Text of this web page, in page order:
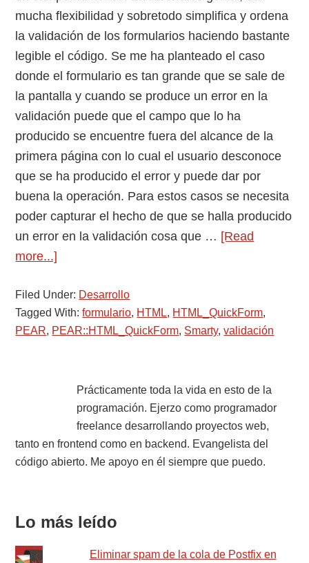
mucha flexibilidad y sobretodo simplifica y ordena
la validación de los formularios haciendo bastante
legible el código. Se me ha planteado el caso
donde el formulario es tan grande que se sale de
la pantalla y cuando se produce un error en la
validación puede que el campo que lo ha
producido se encuentre fuera del alcance de la
primera página con lo cual el usuario desconoce
que se ha producido el error y puede dar por
buena la operación. Para estos casos se necesita
poder capturar el hecho de que se halla producido
un error en la validación cosa que … [Read
more...]
error
en
la
HTML_QuickForm
Filed Under: Desarrollo
Tagged With:formulario, HTML, HTML_QuickForm,
PEAR, PEAR::HTML_QuickForm, Smarty,validación
Primary
Sidebar
Prácticamente toda la vida en esto de la
programación. Ejerzo como programador
freelance desarrollando proyectos web,
tanto en frontend como en backend. Evangelista del
código abierto. Me apoyo en él siempre que puedo.
Lo más leído
Eliminar spam de la cola de Postfix en